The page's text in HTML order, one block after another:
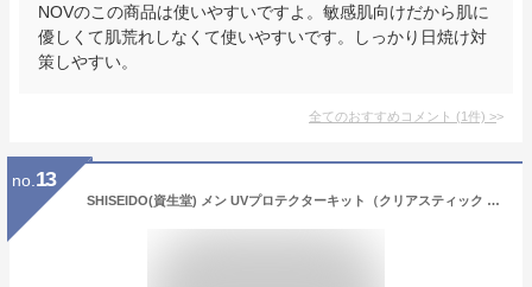
NOVのこの商品は使いやすいですよ。敏感肌向けだから肌に
優しくて肌荒れしなくて使いやすいです。しっかり日焼け対
策しやすい。
全てのおすすめコメント (1件) >
no. 13
SHISEIDO(資生堂) メン UVプロテクターキット（クリアスティック UV プロテクター）（限定品）